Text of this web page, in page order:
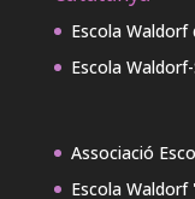
Escola
Escola
Associació
Escola